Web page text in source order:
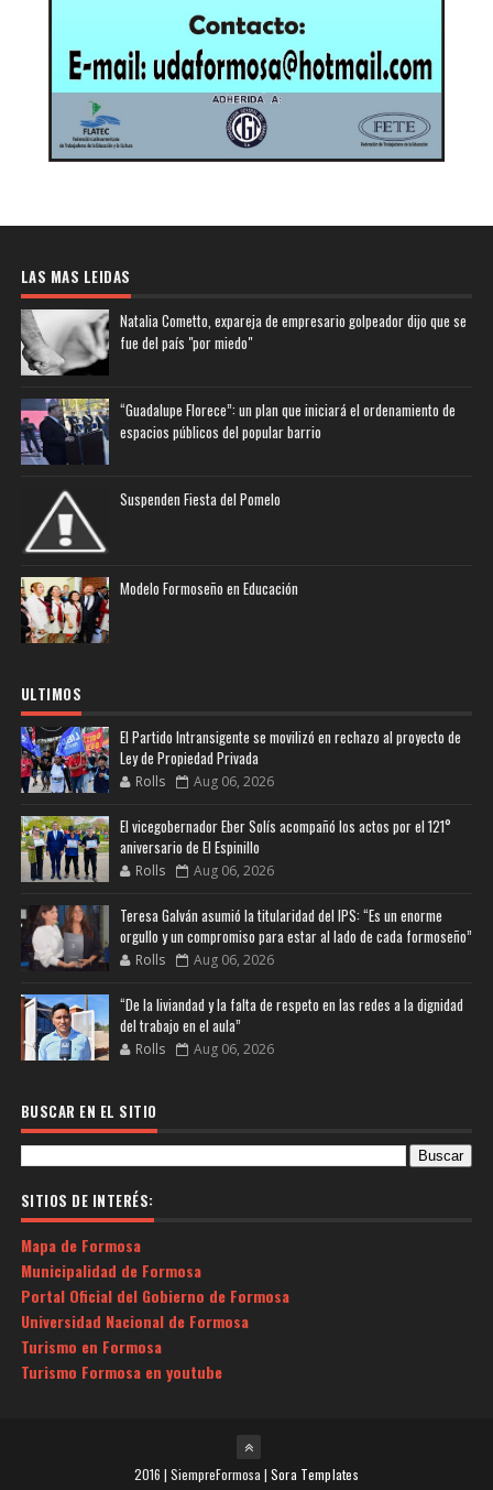
LAS MAS LEIDAS
Natalia Cometto, expareja de empresario golpeador dijo que se
fue del país "por miedo"
“Guadalupe Florece”: un plan que iniciará el ordenamiento de
espacios públicos del popular barrio
Suspenden Fiesta del Pomelo
Modelo Formoseño en Educación
ULTIMOS
El Partido Intransigente se movilizó en rechazo al proyecto de
Ley de Propiedad Privada
Rolls Aug 06, 2026
El vicegobernador Eber Solís acompañó los actos por el 121°
aniversario de El Espinillo
Rolls Aug 06, 2026
Teresa Galván asumió la titularidad del IPS: “Es un enorme
orgullo y un compromiso para estar al lado de cada formoseño”
Rolls Aug 06, 2026
“De la liviandad y la falta de respeto en las redes a la dignidad
del trabajo en el aula”
Rolls Aug 06, 2026
BUSCAR EN EL SITIO
SITIOS DE INTERÉS:
Mapa de Formosa
Municipalidad de Formosa
Portal Oficial del Gobierno de Formosa
Universidad Nacional de Formosa
Turismo en Formosa
Turismo Formosa en youtube
2016 | SiempreFormosa | Sora Templates